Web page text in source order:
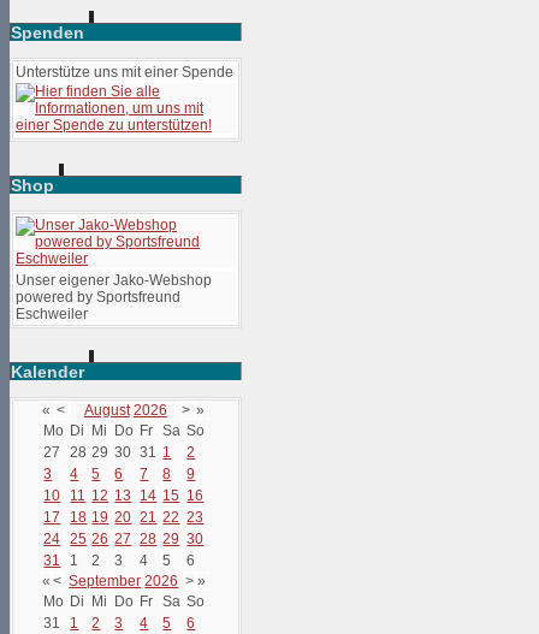
Spenden
Unterstütze uns mit einer Spende
Shop
Unser eigener Jako-Webshop
powered by Sportsfreund
Eschweiler
Kalender
« < August 2026 > »
Mo Di Mi Do Fr Sa So
27
28 29 30 31 1
2
3
4 5 6 7 8
9
10
11 12 13 14 15 16
17
18 19 20 21 22 23
24 25 26 27 28 29 30
31
1 2 3 4 5
6
« < September 2026 > »
Mo Di Mi Do Fr Sa So
31
1 2 3 4 5
6